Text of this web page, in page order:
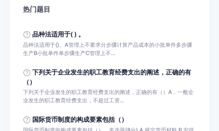
热门题目
品种法适用于( ) 。
品种法适用于()。A管理上不要求分步骤计算产品成本的小批单件多步骤
生产B小批单件单步骤生产C管理上不...
下列关于企业发生的职工教育经费支出的阐述，正确的有
（）
下列关于企业发生的职工教育经费支出的阐述，正确的有（）A．一般企
业发生的职工教育经费支出，不超过工资...
国际货币制度的构成要素包括（）